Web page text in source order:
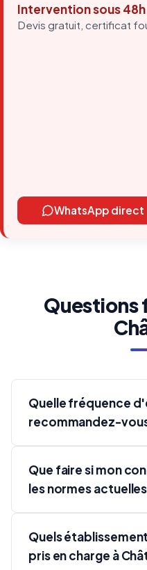
Intervention sous
Devis gratuit, certificat
WhatsApp direct
Questions
Quelle fréquence
recommandez-
Que faire si mon
les normes
Quels
pris en charge à